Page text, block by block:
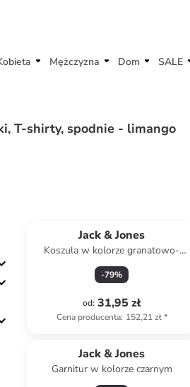
Mężczyzna Dom SALE
T-shirty, spodnie - limango
Jack & Jones
Koszula w kolorze granatowo-
białym
-79%
od: 31,95 zł
Cena producenta: 152,21 zł*
Jack & Jones
Garnitur w kolorze czarnym